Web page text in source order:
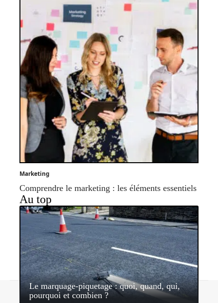
Marketing
Comprendre le marketing : les éléments essentiels
Au top
Le marquage-piquetage : quoi, quand, qui,
pourquoi et combien ?
Contact Mentions légales Sitemap